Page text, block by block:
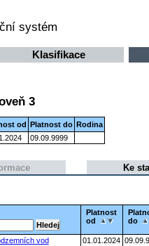
systém
Klasifikace
3
od Platnost do Rodina
09.09.9999
Ke
Platnost
od
do
vod 01.01.2024